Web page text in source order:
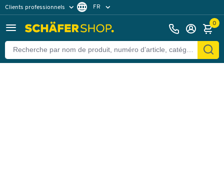
Clients professionnels
Clients particuliers
FR
0
Retour